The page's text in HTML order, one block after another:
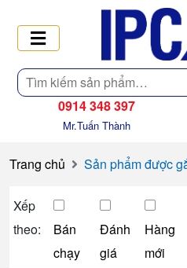
Tìm
kiếm
0914 348 397
Mr.Tuấn Thành
Trang chủ Sản phẩm được
Xếp
theo:
Bán
chạy
Đánh
giá
Hàng
mới